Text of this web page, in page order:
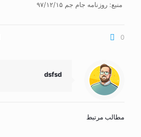
منبع: روزنامه جام جم ۹۷/۱۲/۱۵
0
dsfsd
مطالب مرتبط